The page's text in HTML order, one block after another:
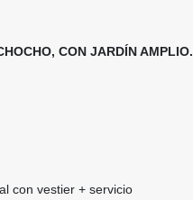
CON JARDÍN AMPLIO.
con vestier + servicio